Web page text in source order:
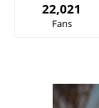
22,021
Fans